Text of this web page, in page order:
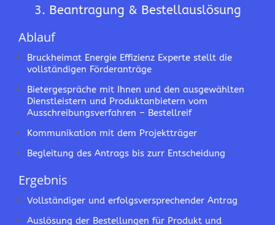
3. Beantragung & Bestellauslösung
Ablauf
Bruckheimat Energie Effizienz Experte stellt die
vollständigen Förderanträge
Bietergespräche mit Ihnen und den ausgewählten
Dienstleistern und Produktanbietern vom
Ausschreibungsverfahren – Bestellreif
Kommunikation mit dem Projektträger
Begleitung des Antrags bis zurr Entscheidung
Ergebnis
Vollständiger und erfolgsversprechender Antrag
Auslösung der Bestellungen für Produkt und